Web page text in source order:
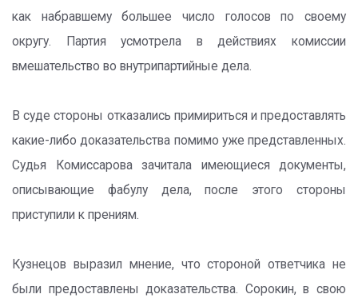
как набравшему большее число голосов по своему
округу. Партия усмотрела в действиях комиссии
вмешательство во внутрипартийные дела.
В суде стороны отказались примириться и предоставлять
какие-либо доказательства помимо уже представленных.
Судья Комиссарова зачитала имеющиеся документы,
описывающие фабулу дела, после этого стороны
приступили к прениям.
Кузнецов выразил мнение, что стороной ответчика не
были предоставлены доказательства. Сорокин, в свою